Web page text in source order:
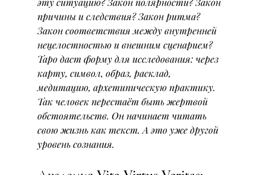
причины и следствия? Закон ритма?
Закон соответствия между внутренней
нецелостностью и внешним сценарием?
Таро даст форму для исследования: через
карту, символ, образ, расклад,
медитацию, архетипическую практику.
Так человек перестаёт быть жертвой
обстоятельств. Он начинает читать
свою жизнь как текст. А это уже другой
уровень сознания.